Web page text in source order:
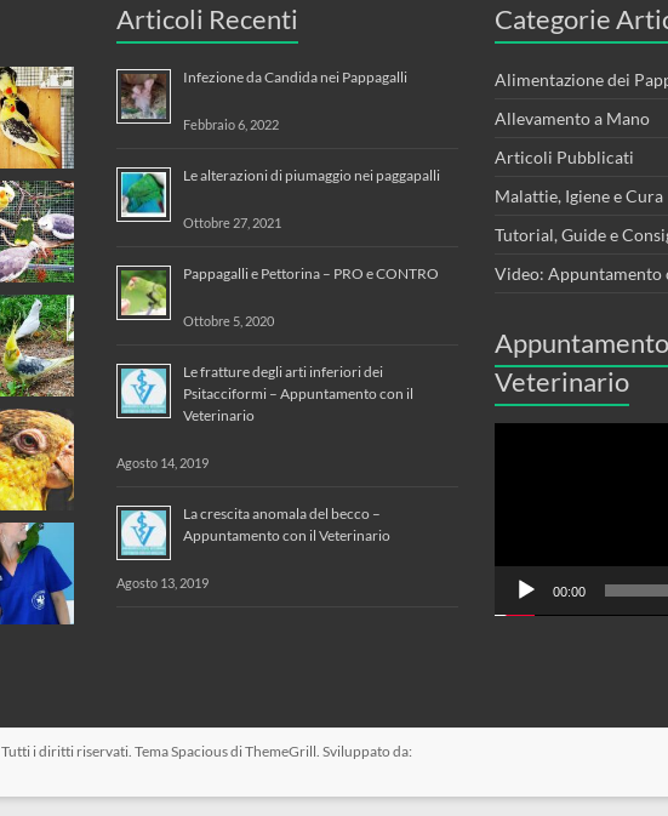
Articoli Recenti
Infezione da Candida nei Pappagalli
Febbraio 6, 2022
Le alterazioni di piumaggio nei paggapalli
Ottobre 27, 2021
Pappagalli e Pettorina – PRO e CONTRO
Ottobre 5, 2020
Le fratture degli arti inferiori dei
Psitacciformi – Appuntamento con il
Veterinario
Agosto 14, 2019
La crescita anomala del becco –
Appuntamento con il Veterinario
Agosto 13, 2019
Categorie
Alimentazione dei
Allevamento a Mano
Articoli Pubblicati
Malattie, Igiene e Cura
Tutorial, Guide e
Video:
Veterinario
00:00
. Tutti i diritti riservati. TemaSpaciousdi ThemeGrill. Sviluppato da: